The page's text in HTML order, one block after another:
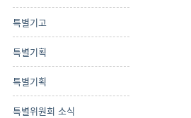
특별기고
특별기획
특별기획
특별위원회 소식